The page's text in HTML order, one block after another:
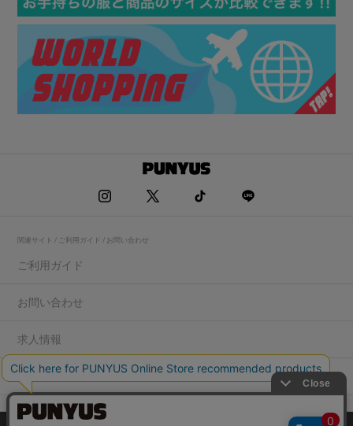
関連サイト / ご利用ガイド / お問い合わせ
ご利用ガイド
お問い合わせ
求人情報
店舗一覧
プライバシーポリシー